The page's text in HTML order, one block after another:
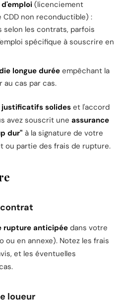
(licenciement
CDD non reconductible) :
les contrats, parfois
spécifique à souscrire en
longue duréeempêchant la
au cas par cas.
justificatifs solides et l'accord
avez souscrit une assurance
dur" à la signature de votre
ou partie des frais de rupture.
contrat
rupture anticipéedans votre
en annexe). Notez les frais
et les éventuelles
loueur